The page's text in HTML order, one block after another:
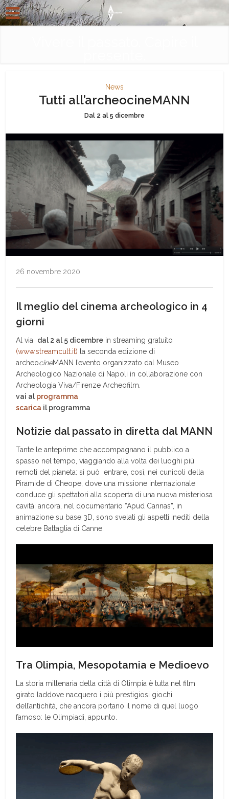
News
Tutti all’archeocineMANN
Dal 2 al 5 dicembre
26 novembre 2020
Il meglio del cinema archeologico in 4
giorni
Al via dal 2 al 5 dicembre in streaming gratuito
(www.streamcult.it) la seconda edizione di
archeocineMANN l’evento organizzato dal Museo
Archeologico Nazionale di Napoli in collaborazione con
Archeologia Viva/Firenze Archeofilm.
vai alprogramma
scarica il programma
Notizie dal passato in diretta dal MANN
Tante le anteprime che accompagnano il pubblico a
spasso nel tempo, viaggiando alla volta dei luoghi più
remoti del pianeta: si può entrare, così, nei cunicoli della
Piramide di Cheope, dove una missione internazionale
conduce gli spettatori alla scoperta di una nuova misteriosa
cavità; ancora, nel documentario “Apud Cannas”, in
animazione su base 3D, sono svelati gli aspetti inediti della
celebre Battaglia di Canne.
Tra Olimpia, Mesopotamia e Medioevo
La storia millenaria della città di Olimpia è tutta nel film
girato laddove nacquero i più prestigiosi giochi
dell’antichità, che ancora portano il nome di quel luogo
famoso: le Olimpiadi, appunto.